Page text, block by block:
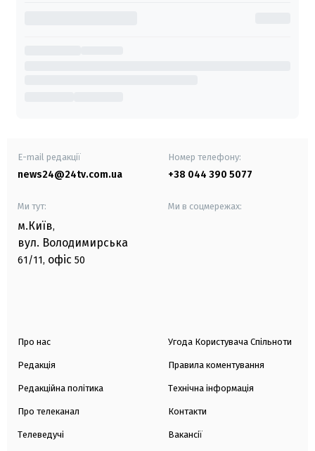
E-mail редакції
news24@24tv.com.ua
Номер телефону:
+38 044 390 5077
Ми тут:
м.Київ,
вул. Володимирська
61/11, офіс 50
Ми в соцмережах:
Про нас
Редакція
Редакційна політика
Про телеканал
Телеведучі
Угода Користувача Спільноти
Правила коментування
Технічна інформація
Контакти
Вакансії